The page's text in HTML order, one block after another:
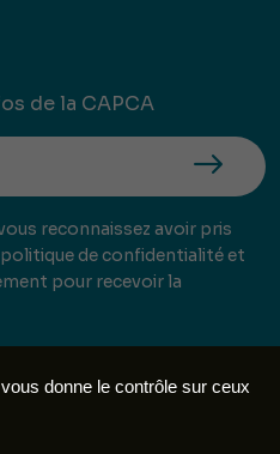
de la CAPCA
reconnaissez avoir pris
de confidentialité et
pour recevoir la
donne le contrôle sur ceux